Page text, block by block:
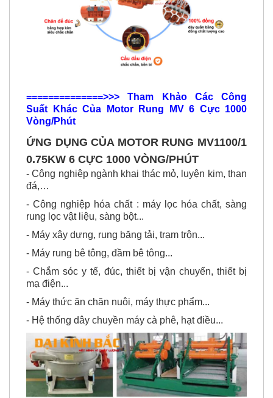
Suất Khác Của Motor Rung MV 6 Cực 1000
Vòng/Phút
ỨNG DỤNG CỦA
0.75KW 6 CỰC 1000 VÒNG/PHÚT
- Công nghiệp ngành khai thác mỏ, luyện kim, than
đá,…
- Công nghiệp hóa chất : máy lọc hóa chất, sàng
rung lọc vật liệu, sàng bột...
- Máy xây dựng, rung băng tải, trạm trộn...
- Máy rung bê tông, đầm bê tông...
- Chắm sóc y tế, đúc, thiết bị vận chuyển, thiết bị
mạ điện...
- Máy thức ăn chăn nuôi, máy thực phẩm...
- Hệ thống dây chuyền máy cà phê, hạt điều...